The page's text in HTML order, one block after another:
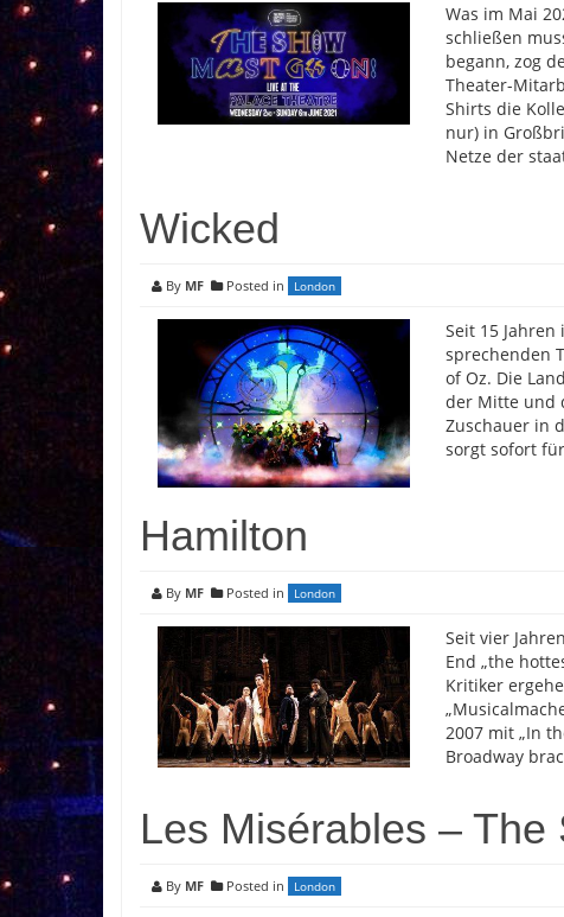
Was im Mai
schließen
begann, zog
Theater-
Shirts die
nur) in
Netze der
Wicked
By MF Posted in London
Seit 15
sprechenden
of Oz. Die
der Mitte und
Zuschauer in
sorgt sofort
Hamilton
By MF Posted in London
Seit vier
End „the
Kritiker
2007 mit „In
Broadway
Les Misérables –
By MF Posted in London